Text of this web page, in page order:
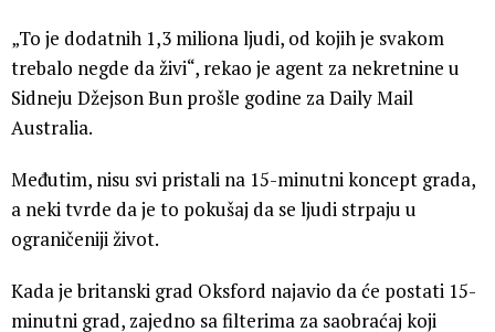
„To je dodatnih 1,3 miliona ljudi, od kojih je svakom
trebalo negde da živi“, rekao je agent za nekretnine u
Sidneju Džejson Bun prošle godine za Daily Mail
Australia.
Međutim, nisu svi pristali na 15-minutni koncept grada,
a neki tvrde da je to pokušaj da se ljudi strpaju u
ograničeniji život.
Kada je britanski grad Oksford najavio da će postati 15-
minutni grad, zajedno sa filterima za saobraćaj koji